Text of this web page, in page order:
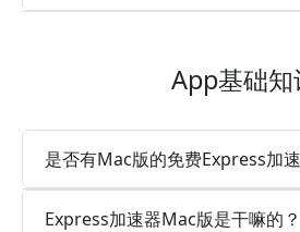
App基础知
是否有Mac版的免费Express加
Express加速器Mac版是干嘛的？